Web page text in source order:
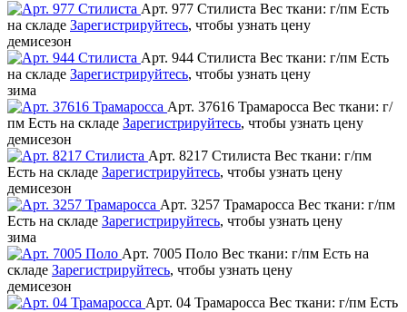
Арт. 977 Стилиста Вес ткани: г/пм Есть
на складе Зарегистрируйтесь, чтобы узнать цену
демисезон
Арт. 944 Стилиста Вес ткани: г/пм Есть
на складе Зарегистрируйтесь, чтобы узнать цену
зима
Арт. 37616 Трамаросса Вес ткани: г/
пм Есть на складе Зарегистрируйтесь, чтобы узнать цену
демисезон
Арт. 8217 Стилиста Вес ткани: г/пм
Есть на складе Зарегистрируйтесь, чтобы узнать цену
демисезон
Арт. 3257 Трамаросса Вес ткани: г/пм
Есть на складе Зарегистрируйтесь, чтобы узнать цену
зима
Арт. 7005 Поло Вес ткани: г/пм Есть на
складе Зарегистрируйтесь, чтобы узнать цену
демисезон
Арт. 04 Трамаросса Вес ткани: г/пм Есть